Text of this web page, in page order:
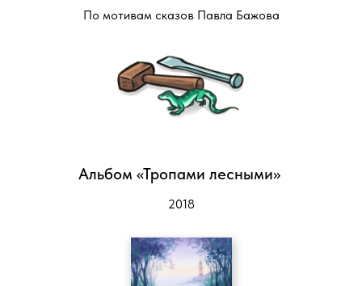
По мотивам сказов Павла Бажова
Альбом «Тропами лесными»
2018